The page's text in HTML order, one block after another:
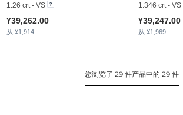
1.26 crt - VS
¥39,262.00
从 ¥1,914
1.346 crt - VS
¥39,247.00
从 ¥1,969
您浏览了 29 件产品中的 29 件